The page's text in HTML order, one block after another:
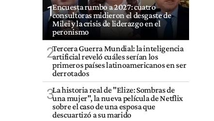
1Encuesta rumbo a 2027: cuatro
consultoras midieron el desgaste de
Milei y la crisis de liderazgo en el
peronismo
2Tercera Guerra Mundial: la inteligencia
artificial reveló cuáles serían los
primeros países latinoamericanos en ser
derrotados
3La historia real de "Elize: Sombras de
una mujer", la nueva película de Netflix
sobre el caso de una esposa que
descuartizó a su marido